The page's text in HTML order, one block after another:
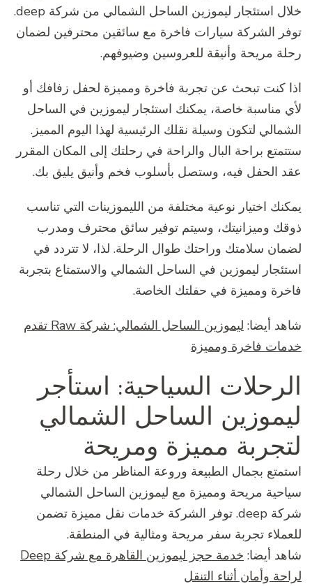
خلال استئجار ليموزين الساحل الشمالي من شركة deep.
توفر الشركة سيارات فاخرة مع سائقين محترفين لضمان
رحلة مريحة وأنيقة للعروسين وضيوفهم.
اذا كنت تبحث عن تجربة فاخرة ومميزة لحفل زفافك أو
لأي مناسبة خاصة، يمكنك استئجار ليموزين في الساحل
الشمالي لتكون وسيلة نقلك الرئيسية لهذا اليوم المميز.
ستتمتع براحة البال والراحة في رحلتك إلى المكان المقرر
عقد الحفل فيه، وستصل بأسلوب فخم وأنيق يليق بك.
يمكنك اختيار نوعية مختلفة من الليموزينات التي تناسب
ذوقك وميزانيتك، وسيتم توفير سائق محترف ومدرب
لضمان سلامتك وراحتك طوال الرحلة. لذا، لا تتردد في
استئجار ليموزين في الساحل الشمالي والاستمتاع بتجربة
فاخرة ومميزة في حفلتك الخاصة.
شاهد أيضا:
ليموزين الساحل الشمالي: شركة Raw تقدم
خدمات فاخرة ومميزة
الرحلات السياحية: استأجر
ليموزين الساحل الشمالي
لتجربة مميزة ومريحة
استمتع بجمال الطبيعة وروعة المناظر من خلال رحلة
سياحية مريحة ومميزة مع ليموزين الساحل الشمالي
شركة deep. توفر الشركة خدمات نقل مميزة تضمن
للعملاء تجربة سفر مريحة ومثالية في المنطقة.
شاهد أيضا:
خدمة حجز ليموزين القاهرة مع شركة Deep
لراحة وأمان أثناء التنقل